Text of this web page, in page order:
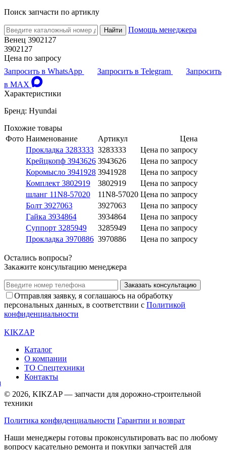
Поиск запчасти по артиклу
Найти
Помощь менеджера
Венец 3902127
3902127
Цена по запросу
Запросить в WhatsApp
Запросить в Telegram
Запросить
в MAX
Характеристики
Бренд: Hyundai
Похожие товары
Фото Наименование Артикул
Цена
Прокладка 3283333 3283333
Цена по запросу
Крейцкопф 3943626 3943626
Цена по запросу
Коромысло 3941928 3941928
Цена по запросу
Комплект 3802919
3802919
Цена по запросу
шланг 11N8-57020
11N8-57020 Цена по запросу
Болт 3927063
3927063
Цена по запросу
Гайка 3934864
3934864
Цена по запросу
Суппорт 3285949
3285949
Цена по запросу
Прокладка 3970886 3970886 Цена по запросу
Остались вопросы?
Закажите консультацию менеджера
Заказать консультацию
Отправляя заявку, я соглашаюсь на обработку
персональных данных, в соответствии с Политикой
конфиденциальности
KIKZAP
Каталог
О компании
ТО Спецтехники
Контакты
© 2026, KIKZAP — запчасти для дорожно-строительной
техники
Политика конфиденциальности Гарантии и возврат
Наши менеджеры готовы проконсультировать вас по любому
вопросу касательно ремонта и покупки запчастей для